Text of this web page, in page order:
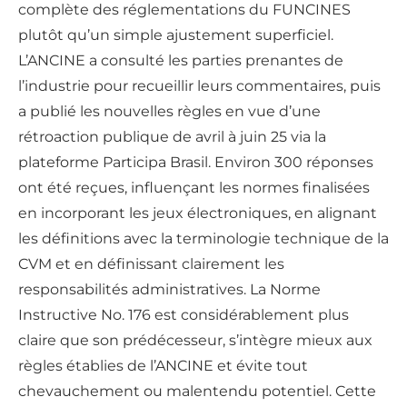
complète des réglementations du FUNCINES
plutôt qu’un simple ajustement superficiel.
L’ANCINE a consulté les parties prenantes de
l’industrie pour recueillir leurs commentaires, puis
a publié les nouvelles règles en vue d’une
rétroaction publique de avril à juin 25 via la
plateforme Participa Brasil. Environ 300 réponses
ont été reçues, influençant les normes finalisées
en incorporant les jeux électroniques, en alignant
les définitions avec la terminologie technique de la
CVM et en définissant clairement les
responsabilités administratives. La Norme
Instructive No. 176 est considérablement plus
claire que son prédécesseur, s’intègre mieux aux
règles établies de l’ANCINE et évite tout
chevauchement ou malentendu potentiel. Cette